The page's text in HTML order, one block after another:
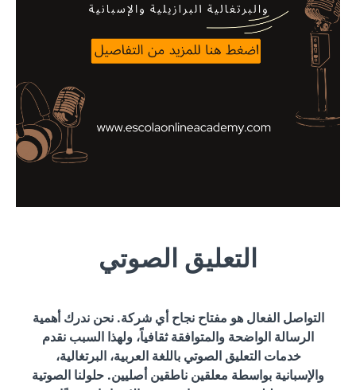
التعليق الصوتي
التواصل الفعال هو مفتاح نجاح أي شركة. نحن ندرك أهمية
الرسالة الواضحة والمتوافقة ثقافياً، ولهذا السبب نقدم
خدمات التعليق الصوتي باللغة العربية، البرتغالية،
والإسبانية بواسطة معلقين ناطقين أصليين. حلولنا الصوتية